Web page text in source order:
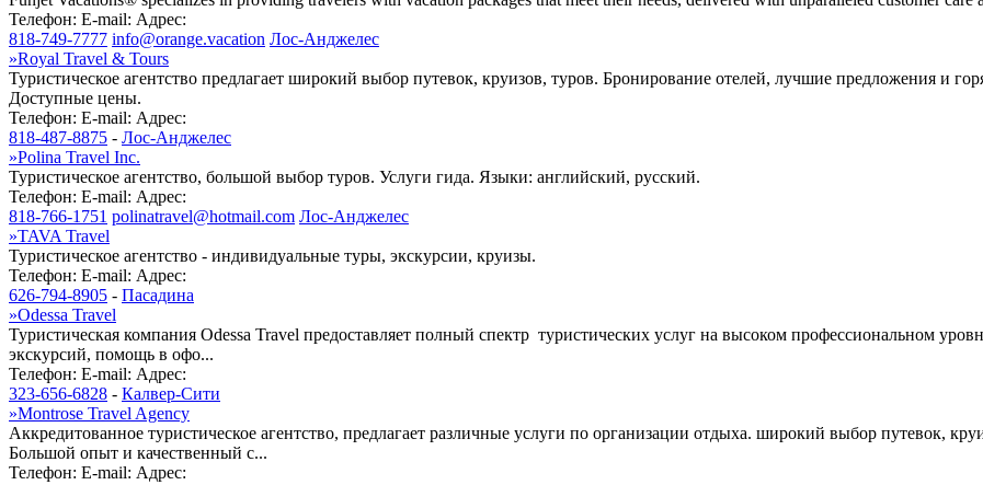
Телефон: E-mail: Адрес:
818-749-7777 info@orange.vacation Лос-Анджелес
»Royal Travel & Tours
Туристическое агентство предлагает широкий выбор путевок, круизов, туров. Бронирование отелей, лучшие предложения и
Доступные цены.
Телефон: E-mail: Адрес:
818-487-8875 - Лос-Анджелес
»Polina Travel Inc.
Туристическое агентство, большой выбор туров. Услуги гида. Языки: английский, русский.
Телефон: E-mail: Адрес:
818-766-1751 polinatravel@hotmail.com Лос-Анджелес
»TAVA Travel
Туристическое агентство - индивидуальные туры, экскурсии, круизы.
Телефон: E-mail: Адрес:
626-794-8905 - Пасадина
»Odessa Travel
Туристическая компания Odessa Travel предоставляет полный спектр туристических услуг на высоком профессиональном
экскурсий, помощь в офо...
Телефон: E-mail: Адрес:
323-656-6828 - Калвер-Сити
»Montrose Travel Agency
Аккредитованное туристическое агентство, предлагает различные услуги по организации отдыха. широкий выбор путевок,
Большой опыт и качественный с...
Телефон: E-mail: Адрес: